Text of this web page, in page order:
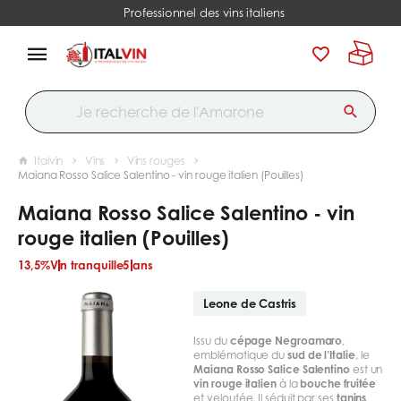
Professionnel des vins italiens
Italvin Vins
Vins rouges
Maiana Rosso Salice Salentino - vin rouge italien (Pouilles)
Maiana Rosso Salice Salentino - vin
rouge italien (Pouilles)
13,5%Vin tranquille5 ans
Leone de Castris
Issu du cépage Negroamaro,
emblématique dusud de l’Italie, le
Maiana Rosso Salice Salentinoest un
vin rouge italienà la bouche fruitée
et veloutée. Il séduit par ses tanins